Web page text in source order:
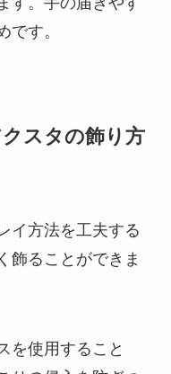
です。
スタの飾り方
イ方法を工夫する
飾ることができま
を使用すること